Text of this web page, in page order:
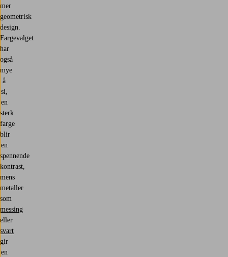
mer
geometrisk
design.
Fargevalget
har
også
mye
å
si,
en
sterk
farge
blir
en
spennende
kontrast,
mens
metaller
som
messing
eller
svart
gir
en